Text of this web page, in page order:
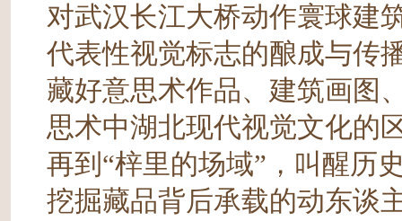
对武汉长江大桥动作寰球建
代表性视觉标志的酿成与传
藏好意思术作品、建筑画图
思术中湖北现代视觉文化的
再到“梓里的场域”，叫醒历
挖掘藏品背后承载的动东谈